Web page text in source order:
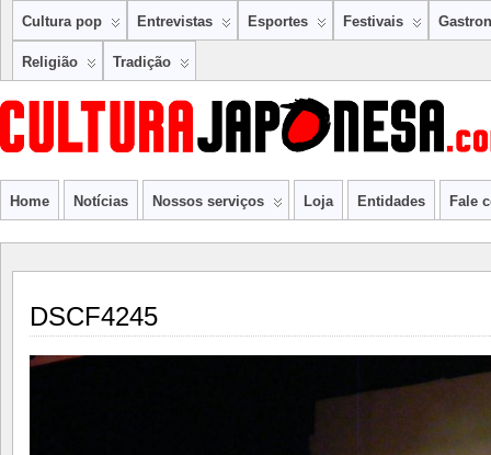
Cultura pop Entrevistas Esportes Festivais
Religião Tradição
Home Notícias Nossos serviços Loja Entidades Fale
DSCF4245